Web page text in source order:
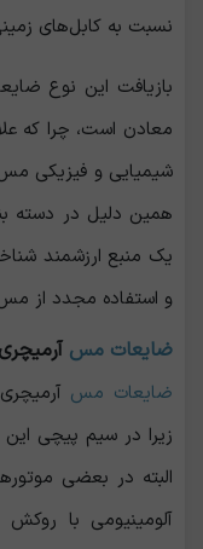
نسبت به کابل‌های
بازیافت این نوع
معادن است، چرا که
شیمیایی و فیزیکی
همین دلیل در دسته
یک منبع ارزشمند
و استفاده مجدد از
ضایعات مس آرمیچری
ضایعات مس
زیرا در سیم‌ پیچی
البته در بعضی
آلومینیومی با